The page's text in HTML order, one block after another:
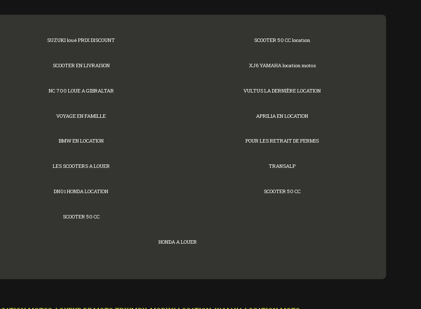
SUZUKI loué PRIX DISCOUNT SCOOTER 50 CC location
SCOOTER EN LIVRAISON XJ6 YAMAHA location motos
NC 700 LOUE A GIBRALTAR VULTUS LA DERNIÈRE LOCATION
VOYAGE EN FAMILLE APRILIA EN LOCATION
BMW EN LOCATION POUR LES RETRAIT DE PERMIS
LES SCOOTERS A LOUER TRANSALP
DN01 HONDA LOCATION SCOOTER 50 CC
SCOOTER 50 CC
HONDA A LOUER